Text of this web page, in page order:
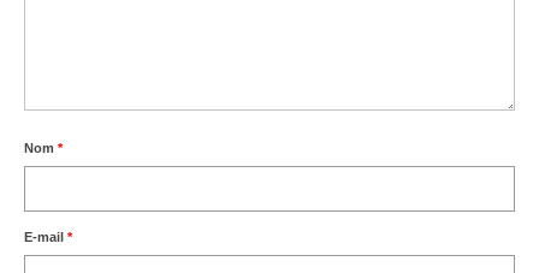
Nom *
E-mail *